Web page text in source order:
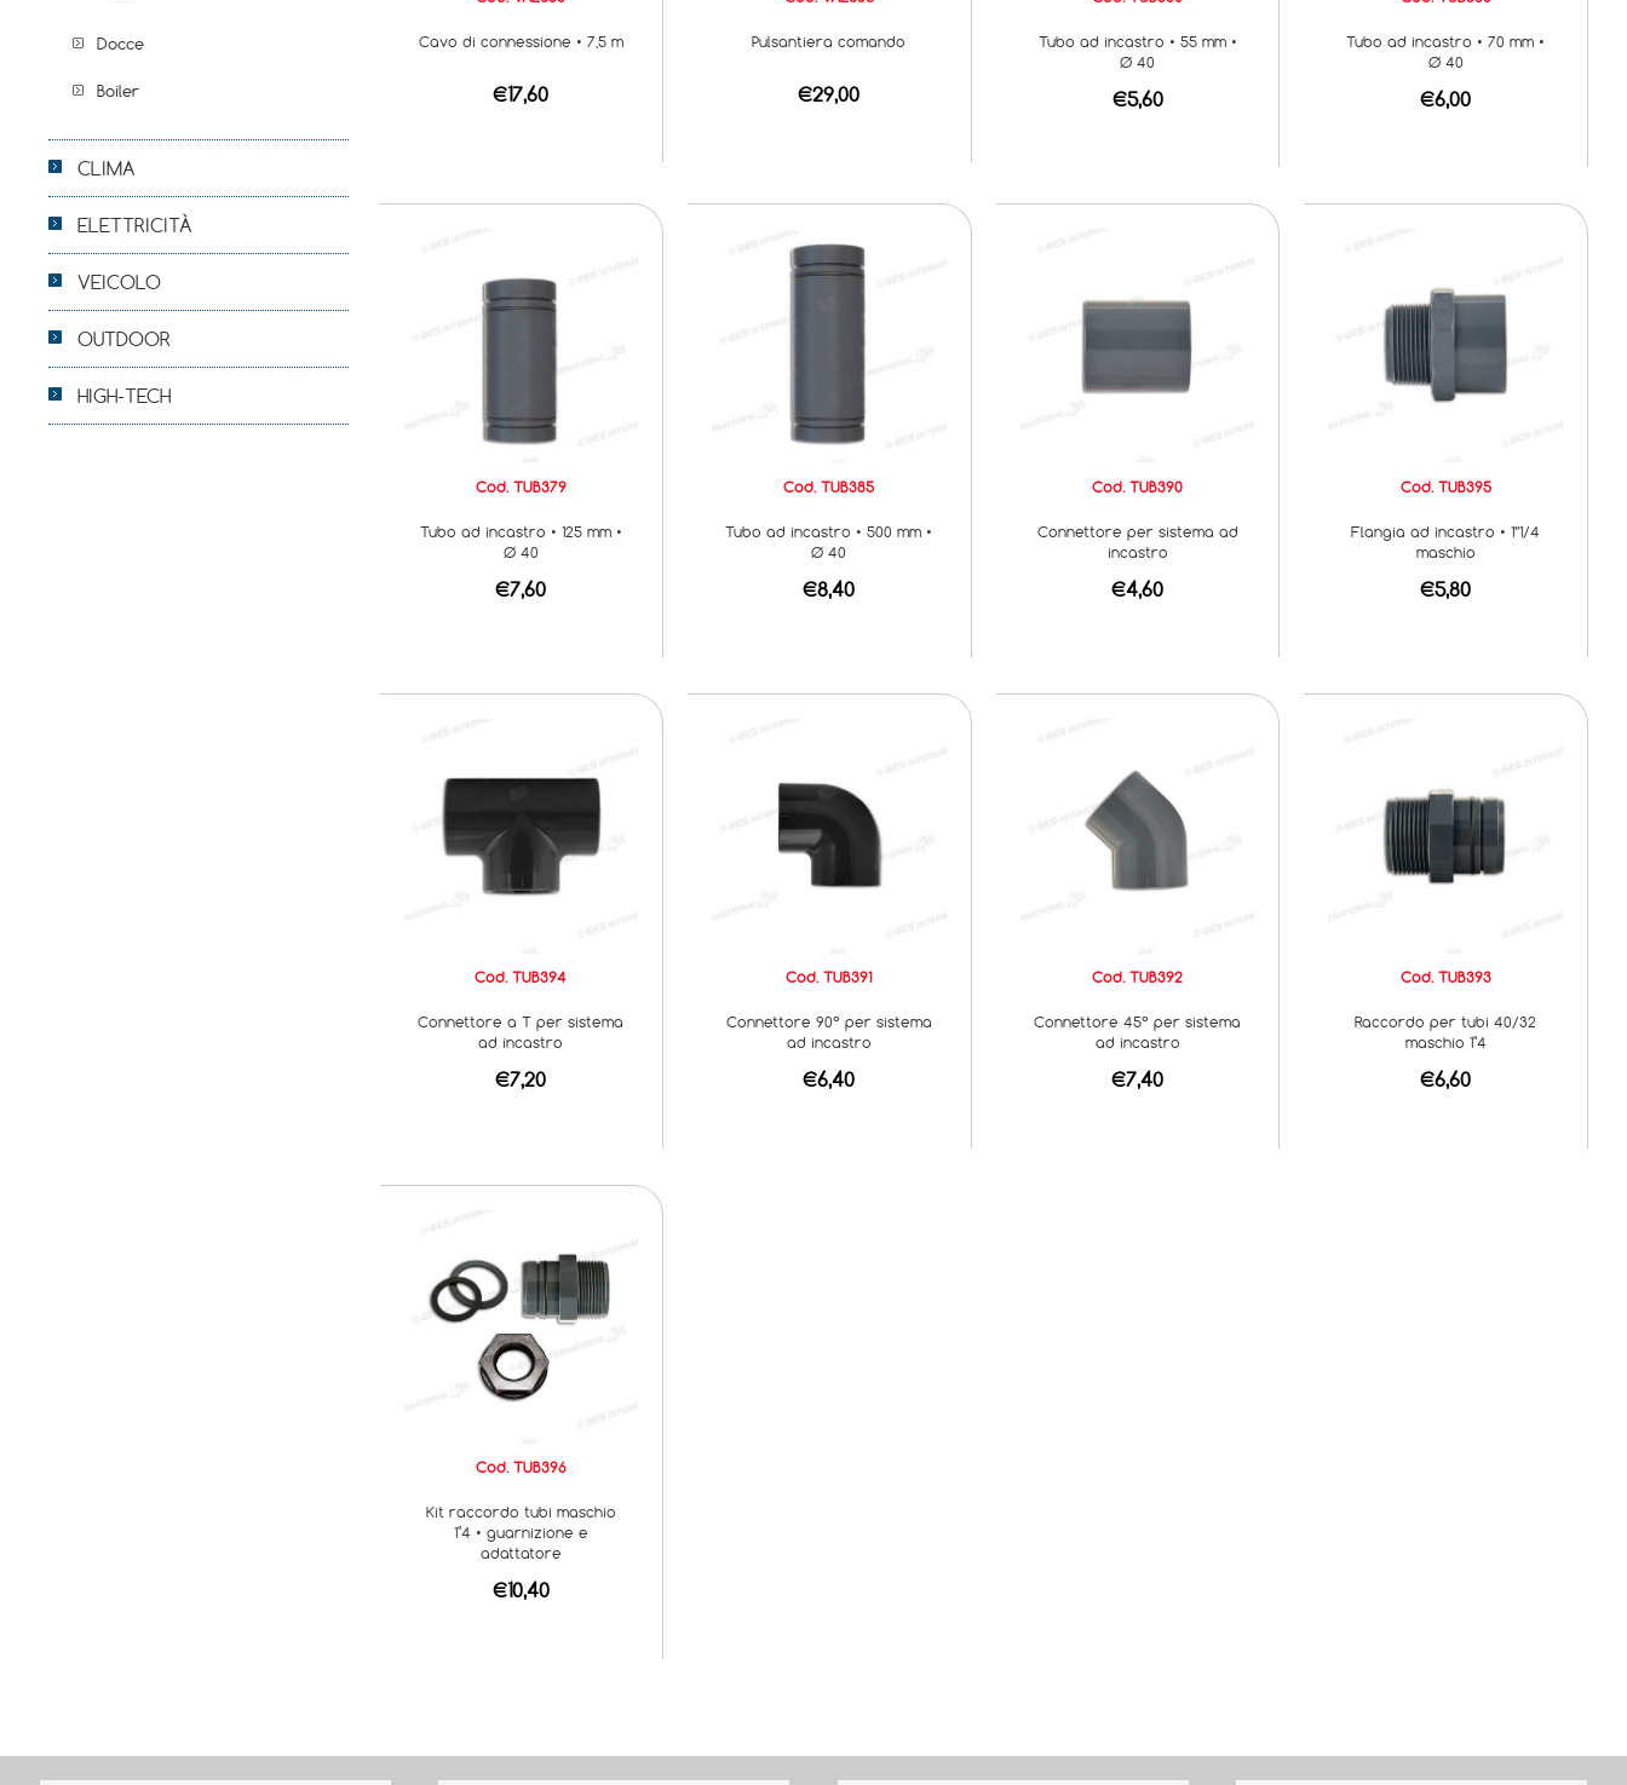
Cavo di connessione • 7,5 m
€17,60
Pulsantiera comando
€29,00
Tubo ad incastro • 55 mm •
Ø 40
€5,60
Tubo ad incastro • 70 mm •
Ø 40
€6,00
Cod. TUB379
Tubo ad incastro • 125 mm •
Ø 40
€7,60
Cod. TUB385
Tubo ad incastro • 500 mm •
Ø 40
€8,40
Cod. TUB390
Connettore per sistema ad
incastro
€4,60
Cod. TUB395
Flangia ad incastro • 1”1/4
maschio
€5,80
Cod. TUB394
Connettore a T per sistema
ad incastro
€7,20
Cod. TUB391
Connettore 90° per sistema
ad incastro
€6,40
Cod. TUB392
Connettore 45° per sistema
ad incastro
€7,40
Cod. TUB393
Raccordo per tubi 40/32
maschio 1"4
€6,60
Cod. TUB396
Kit raccordo tubi maschio
1"4 • guarnizione e
adattatore
€10,40
Docce
Boiler
CLIMA
ELETTRICITÀ
VEICOLO
OUTDOOR
HIGH-TECH